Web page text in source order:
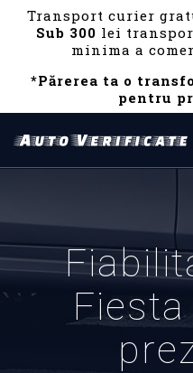
Transport curier
Sub 300 lei
minima a
*Părerea ta o
pentru